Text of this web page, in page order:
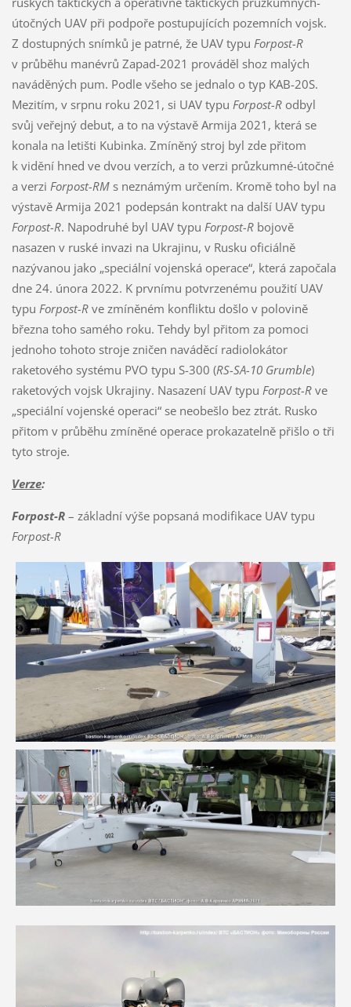
útočných UAV při podpoře postupujících pozemních vojsk.
Z dostupných snímků je patrné, že UAV typu Forpost-R
v průběhu manévrů Zapad-2021 prováděl shoz malých
naváděných pum. Podle všeho se jednalo o typ KAB-20S.
Mezitím, v srpnu roku 2021, si UAV typu Forpost-Rodbyl
svůj veřejný debut, a to na výstavě Armija 2021, která se
konala na letišti Kubinka. Zmíněný stroj byl zde přitom
k vidění hned ve dvou verzích, a to verzi průzkumné-útočné
a verzi Forpost-RMs neznámým určením. Kromě toho byl na
výstavě Armija 2021 podepsán kontrakt na další UAV typu
Forpost-R. Napodruhé byl UAV typu Forpost-Rbojově
nasazen v ruské invazi na Ukrajinu, v Rusku oficiálně
nazývanou jako „speciální vojenská operace“, která započala
dne 24. února 2022. K prvnímu potvrzenému použití UAV
typu Forpost-Rve zmíněném konfliktu došlo v polovině
března toho samého roku. Tehdy byl přitom za pomoci
jednoho tohoto stroje zničen naváděcí radiolokátor
raketového systému PVO typu S-300 (RS-SA-10 Grumble)
raketových vojsk Ukrajiny. Nasazení UAV typu Forpost-Rve
„speciální vojenské operaci“ se neobešlo bez ztrát. Rusko
přitom v průběhu zmíněné operace prokazatelně přišlo o tři
tyto stroje.
Verze:
Forpost-R– základní výše popsaná modifikace UAV typu
Forpost-R